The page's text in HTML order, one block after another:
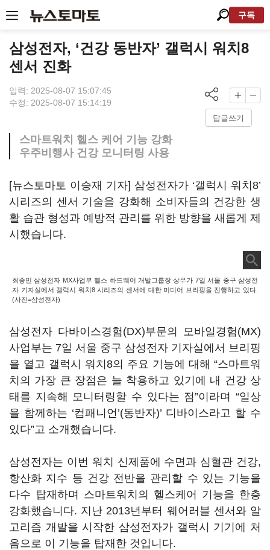
구독
삼성전자, ‘건강 동반자’ 갤럭시 워치8
센서 진화
입력: 2025-08-07 15:07:45
수정: 2025-08-07 15:14:19
답글쓰기
스마트워치 헬스 케어 기능 강화
우주비행사 건강 모니터링 사용
[뉴스토마토 이승재 기자] 삼성전자가 ‘갤럭시 워치8’
시리즈의 센서 기술을 강화해 소비자들의 건강한 생
활 습관 형성과 예방적 관리를 위한 방향을 새롭게 제
시했습니다.
최종민 삼성전자 MX사업부 헬스 하드웨어 개발그룹장 상무가 7일 서울 중구 삼성전
자 기자실에서 갤럭시 워치8 시리즈의 센서에 대한 미디어 브리핑을 진행하고 있다.
(사진=삼성전자)
삼성전자 다바이스경험(DX)부문의 모바일경험(MX)
사업부는 7일 서울 중구 삼성전자 기자실에서 브리핑
을 열고 갤럭시 워치8의 주요 기능에 대해 “스마트워
치의 가장 큰 장점은 늘 착용하고 있기에 내 건강 상
태를 지속해 모니터링할 수 있다는 점”이라며 “일상
을 함께하는 ‘컴패니언’(동반자)’ 디바이스라고 할 수
있다”고 소개했습니다.
삼성전자는 이번 워치 신제품에 수면과 심혈관 건강,
항산화 지수 등 건강 전반을 관리할 수 있는 기능을
다수 탑재하며 스마트워치의 헬스케어 기능을 한층
강화했습니다. 지난 2013년부터 웨어러블 센서와 알
고리즘 개발을 시작한 삼성전자가 갤럭시 기기에 처
음으로 이 기능을 탑재한 것입니다.